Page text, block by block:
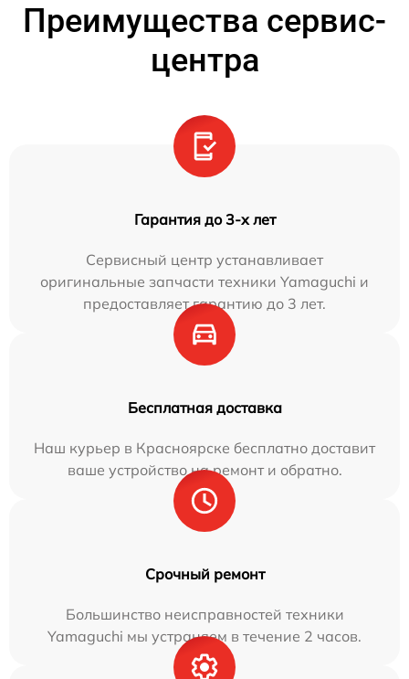
Преимущества сервис-
центра
Гарантия до 3-х лет
Сервисный центр устанавливает
оригинальные запчасти техники Yamaguchi и
предоставляет гарантию до 3 лет.
Бесплатная доставка
Наш курьер в Красноярске бесплатно доставит
ваше устройство на ремонт и обратно.
Срочный ремонт
Большинство неисправностей техники
Yamaguchi мы устраняем в течение 2 часов.